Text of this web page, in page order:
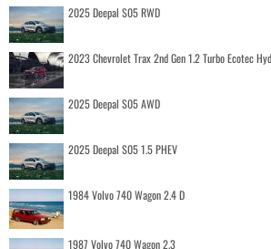
2025 Deepal S05 RWD
2023 Chevrolet Trax 2nd Gen 1.2 Turbo Ecotec
2025 Deepal S05 AWD
2025 Deepal S05 1.5 PHEV
1984 Volvo 740 Wagon 2.4 D
1987 Volvo 740 Wagon 2.3